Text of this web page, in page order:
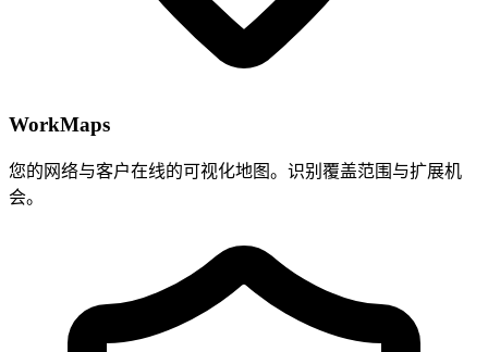
WorkMaps
您的网络与客户在线的可视化地图。识别覆盖范围与扩展机
会。